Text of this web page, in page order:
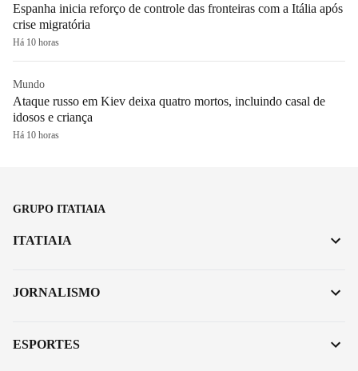
Espanha inicia reforço de controle das fronteiras com a Itália após
crise migratória
Há 10 horas
Mundo
Ataque russo em Kiev deixa quatro mortos, incluindo casal de
idosos e criança
Há 10 horas
GRUPO ITATIAIA
ITATIAIA
JORNALISMO
ESPORTES